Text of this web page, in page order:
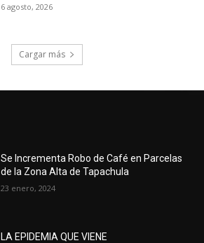
6 agosto, 2026
Cargar más
Se Incrementa Robo de Café en Parcelas
de la Zona Alta de Tapachula
23 enero, 2024
LA EPIDEMIA QUE VIENE